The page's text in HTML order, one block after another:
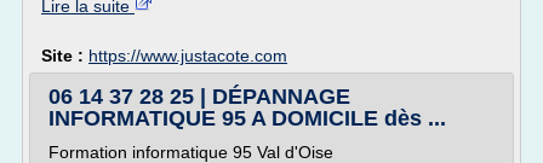
Lire la suite
Site : https://www.justacote.com
06 14 37 28 25 | DÉPANNAGE
INFORMATIQUE 95 A DOMICILE dès ...
Formation informatique 95 Val d'Oise